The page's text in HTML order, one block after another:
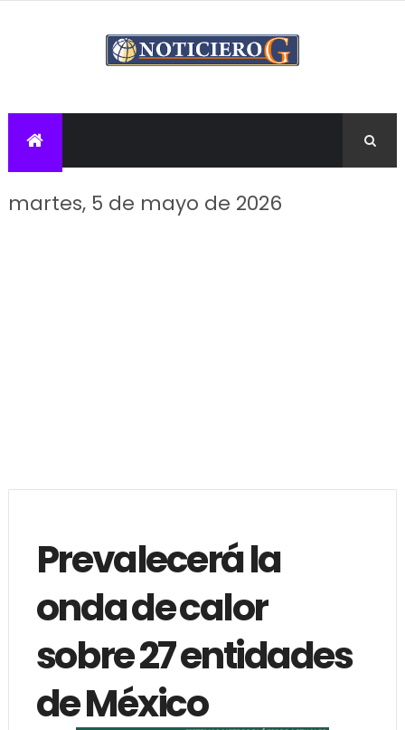
martes, 5 de mayo de 2026
Prevalecerá la
onda de calor
sobre 27 entidades
de México